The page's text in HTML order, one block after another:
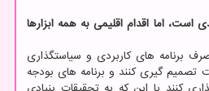
اما اقدام اقلیمی به همه ابزارها
برنامه های کاربردی و سیاستگذاری
تصمیم گیری کنند و برنامه های بودجه
کنند یا این که به تحقیقات بنیادی